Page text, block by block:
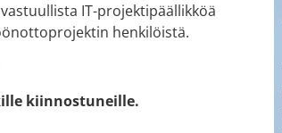
IT-projektipäällikköä
henkilöistä.
kiinnostuneille.